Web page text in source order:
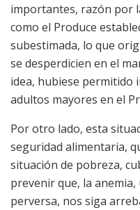
importantes, razón por
como el Produce
subestimada, lo que
se desperdicien en el
idea, hubiese permitido
adultos mayores en el
Por otro lado, esta
seguridad alimentaria,
situación de pobreza,
prevenir que, la
perversa, nos siga